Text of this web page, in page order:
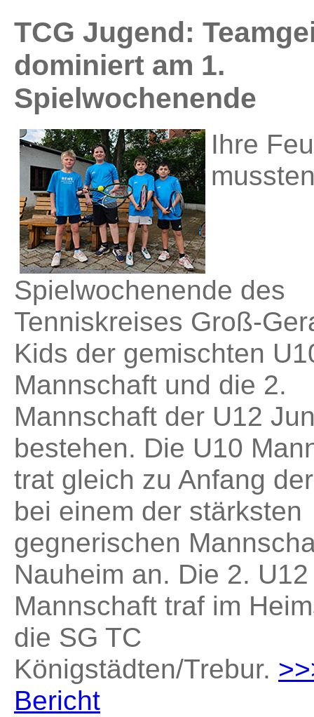
TCG Jugend:
dominiert am 1.
Spielwochenende
Ihre
Spielwochenende des
Tenniskreises Groß-
Kids der gemischten
Mannschaft und die 2.
Mannschaft der U12
bestehen. Die U10
trat gleich zu Anfang
bei einem der stärksten
gegnerischen
Nauheim an. Die 2.
Mannschaft traf im
die SG TC
Königstädten/Trebur.
Bericht